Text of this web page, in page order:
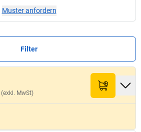
Muster anfordern
Filter
mm]
mm]
(exkl. MwSt)